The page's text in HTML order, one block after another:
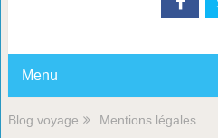
Menu
Blog voyage Mentions légales